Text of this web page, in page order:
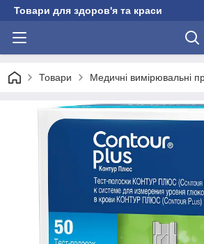
Товари для здоров'я та краси
Товари Медичні вимірювальні